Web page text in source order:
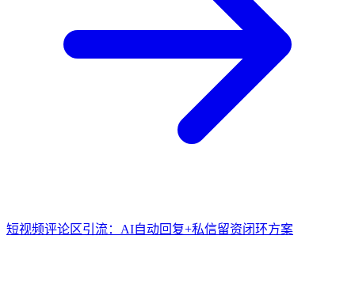
短视频评论区引流：AI自动回复+私信留资闭环方案